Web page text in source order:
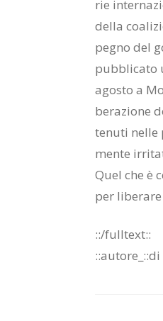
rie
del­la
pe­gno del
pub­bli­ca­to
ago­sto a
be­ra­zio­ne
te­nu­ti nel­le
men­te
Quel che è
per
::/full­text::